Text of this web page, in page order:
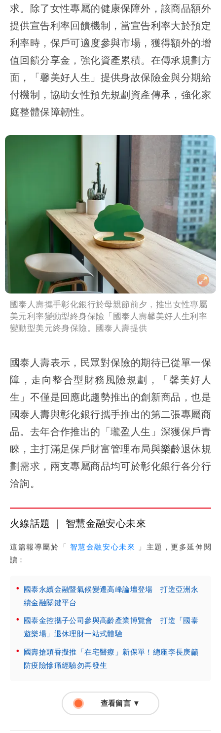
求。除了女性專屬的健康保障外，該商品額外
提供宣告利率回饋機制，當宣告利率大於預定
利率時，保戶可適度參與市場，獲得額外的增
值回饋分享金，強化資產累積。在傳承規劃方
面，「馨美好人生」提供身故保險金與分期給
付機制，協助女性預先規劃資產傳承，強化家
庭整體保障韌性。
國泰人壽攜手彰化銀行於母親節前夕，推出女性專屬
美元利率變動型終身保險「國泰人壽馨美好人生利率
變動型美元終身保險。國泰人壽提供
國泰人壽表示，民眾對保險的期待已從單一保
障，走向整合型財務風險規劃，「馨美好人
生」不僅是回應此趨勢推出的創新商品，也是
國泰人壽與彰化銀行攜手推出的第二張專屬商
品。去年合作推出的「瓏盈人生」深獲保戶青
睞，主打滿足保戶財富管理布局與樂齡退休規
劃需求，兩支專屬商品均可於彰化銀行各分行
洽詢。
火線話題 ｜ 智慧金融安心未來
這篇報導屬於「 智慧金融安心未來
」主題，更多延伸閱
讀：
國泰永續金融暨氣候變遷高峰論壇登場 打造亞洲永
續金融關鍵平台
國泰金控攜子公司參與高齡產業博覽會 打造「國泰
遊樂場」退休理財一站式體驗
國壽搶頭香擬推「在宅醫療」新保單！總座李長庚籲
防疫險慘痛經驗勿再發生
查看留言 ▼